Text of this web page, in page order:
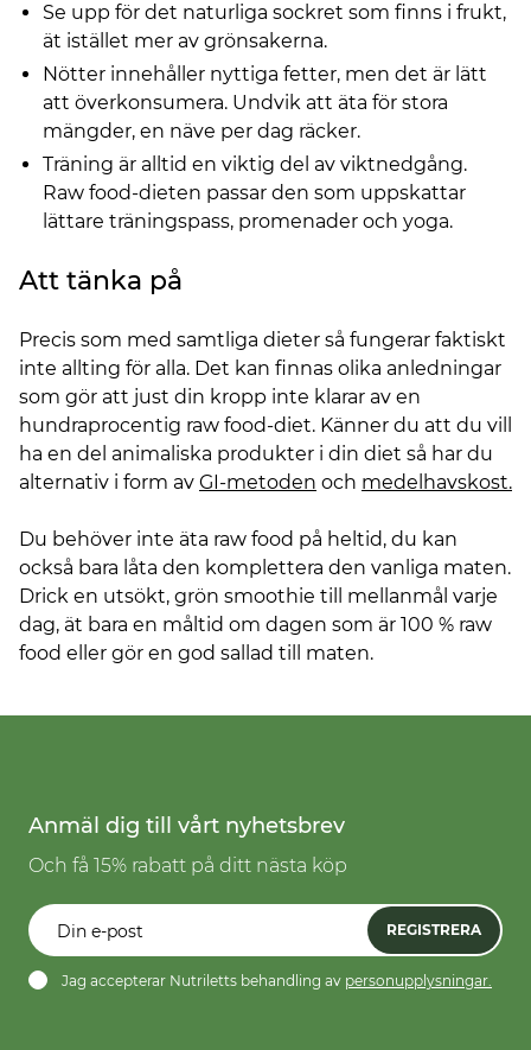
Se upp för det naturliga sockret som finns i frukt,
ät istället mer av grönsakerna.
Nötter innehåller nyttiga fetter, men det är lätt
att överkonsumera. Undvik att äta för stora
mängder, en näve per dag räcker.
Träning är alltid en viktig del av viktnedgång.
Raw food-dieten passar den som uppskattar
lättare träningspass, promenader och yoga.
Att tänka på
Precis som med samtliga dieter så fungerar faktiskt
inte allting för alla. Det kan finnas olika anledningar
som gör att just din kropp inte klarar av en
hundraprocentig raw food-diet. Känner du att du vill
ha en del animaliska produkter i din diet så har du
alternativ i form av GI-metoden och medelhavskost.
Du behöver inte äta raw food på heltid, du kan
också bara låta den komplettera den vanliga maten.
Drick en utsökt, grön smoothie till mellanmål varje
dag, ät bara en måltid om dagen som är 100 % raw
food eller gör en god sallad till maten.
Anmäl dig till vårt nyhetsbrev
Och få 15% rabatt på ditt nästa köp
REGISTRERA
Jag accepterar Nutriletts behandling av personupplysningar.